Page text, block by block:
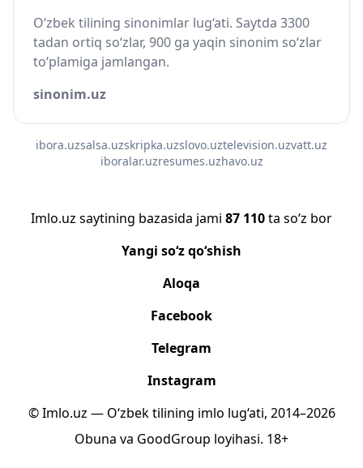
O‘zbek tilining sinonimlar lug‘ati. Saytda 3300
tadan ortiq so‘zlar, 900 ga yaqin sinonim so‘zlar
to‘plamiga jamlangan.
sinonim.uz
ibora.uzsalsa.uzskripka.uzslovo.uztelevision.uzvatt.uz
iboralar.uzresumes.uzhavo.uz
Imlo.uz saytining bazasida jami 87 110ta so‘z bor
Yangi so‘z qo‘shish
Aloqa
Facebook
Telegram
Instagram
© Imlo.uz — O‘zbek tilining imlo lug‘ati, 2014–2026
Obuna va GoodGroup loyihasi. 18+